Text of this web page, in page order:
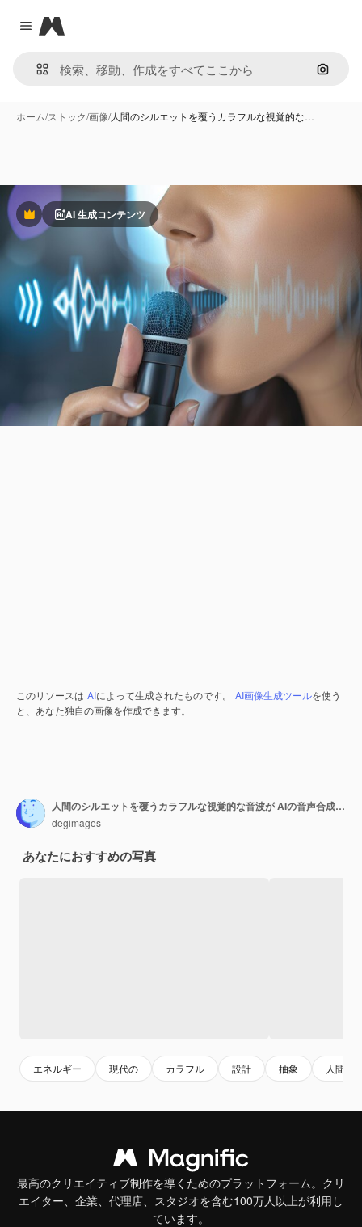
Close menu
Magnific
画像で
ホーム/ストック/画像/人間のシルエットを覆うカラフルな視覚的な…
PremiumAI 生成コンテンツ
このリソースは AIによって生成されたものです。 AI画像生成ツールを使う
と、あなた独自の画像を作成できます。
人間のシルエットを覆うカラフルな視覚的な音波が AIの音声合成プロセスを表しています
degimages
あなたにおすすめの写真
エネルギー 現代の カラフル 設計 抽象 人間
最高のクリエイティブ制作を導くためのプラットフォーム。クリ
エイター、企業、代理店、スタジオを含む100万人以上が利用し
ています。